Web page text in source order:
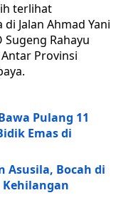
terlihat
Jalan Ahmad Yani
Rahayu
Provinsi
Pulang 11
Emas di
Asusila, Bocah di
Kehilangan